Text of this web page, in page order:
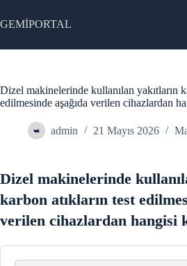
to
content
GEMİPORTAL
Dizel makinelerinde kullanılan yakıtların
edilmesinde aşağıda verilen cihazlardan
admin 21 Mayıs 2026
Dizel makinelerinde
karbon atıkların test
verilen cihazlardan hangisi